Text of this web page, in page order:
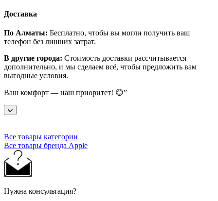
Доставка
По Алматы: Бесплатно, чтобы вы могли получить ваш
телефон без лишних затрат.
В другие города: Стоимость доставки рассчитывается
дополнительно, и мы сделаем всё, чтобы предложить вам
выгодные условия.
Ваш комфорт — наш приоритет! 😊”
Все товары категории
Все товары бренда Apple
Нужна консультация?